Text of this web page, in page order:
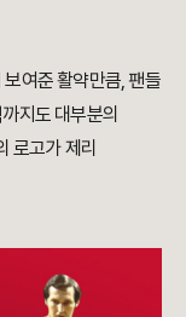
여준 활약만큼, 팬들
지도 대부분의
로고가 제리